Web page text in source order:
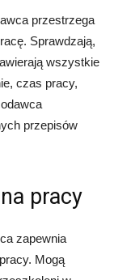
przestrzega
Sprawdzają,
wszystkie
czas pracy,
przepisów
pracy
zapewnia
Mogą